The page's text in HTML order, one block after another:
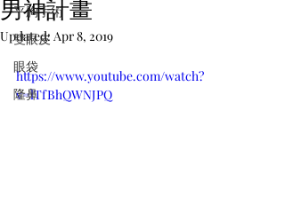
平胸手術
雙眼皮
眼袋
隆鼻
男神計畫
Updated: Apr 8, 2019
https://www.youtube.com/watch?
v=lTfBhQWNJPQ